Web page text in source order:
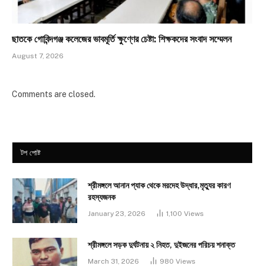
ছাতকে গোবিন্দগঞ্জ কলেজের ভাবমূর্তি ক্ষুণ্ণের চেষ্টা: শিক্ষকদের সংবাদ সম্মেলন
August 7, 2026
Comments are closed.
টপ পোষ্ট
শ্রীমঙ্গলে আনান প্যাক থেকে মরদেহ উদ্ধার,মৃত্যুর কারণ
রহস্যজনক
January 23, 2026 1,100 Views
শ্রীমঙ্গলে সড়ক দুর্ঘটনায় ২ নিহত, দুইজনের পরিচয় শনাক্ত
March 31, 2026 980 Views